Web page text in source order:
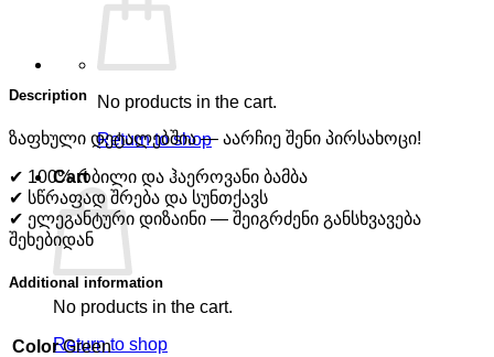
No products in the cart.
Return to shop
Cart
No products in the cart.
Return to shop
Description
ზაფხული დეტალებშია — აარჩიე შენი პირსახოცი!
✔ 100% რბილი და ჰაეროვანი ბამბა
✔ სწრაფად შრება და სუნთქავს
✔ ელეგანტური დიზაინი — შეიგრძენი განსხვავება
შეხებიდან
Additional information
Color Green